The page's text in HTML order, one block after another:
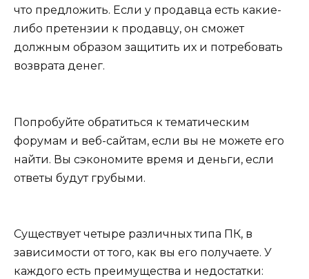
что предложить. Если у продавца есть какие-
либо претензии к продавцу, он сможет
должным образом защитить их и потребовать
возврата денег.
Попробуйте обратиться к тематическим
форумам и веб-сайтам, если вы не можете его
найти. Вы сэкономите время и деньги, если
ответы будут грубыми.
Существует четыре различных типа ПК, в
зависимости от того, как вы его получаете. У
каждого есть преимущества и недостатки: